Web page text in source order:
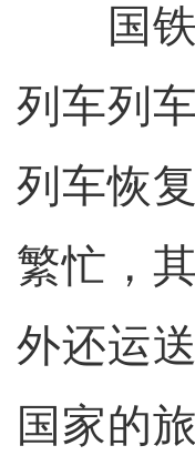
国铁
列车列
列车恢
繁忙，
外还运
国家的